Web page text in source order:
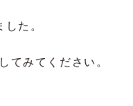
た。
てみてください。